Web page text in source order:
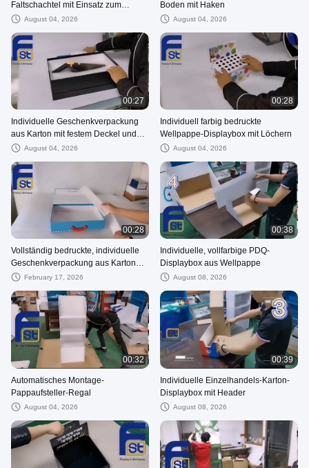
Faltschachtel mit Einsatz zum
Verpacken
August 04, 2026
Boden mit Haken
August 04, 2026
00:27
Individuelle Geschenkverpackung
aus Karton mit festem Deckel und
BodenAugust 04, 2026
00:28
Individuell farbig bedruckte
Wellpappe-Displaybox mit Löchern
August 04, 2026
00:28
Vollständig bedruckte, individuelle
Geschenkverpackung aus Karton
mit GriffFebruary 17, 2026
00:38
Individuelle, vollfarbige PDQ-
Displaybox aus Wellpappe
August 08, 2026
00:32
Automatisches Montage-
Pappaufsteller-Regal
August 04, 2026
00:39
Individuelle Einzelhandels-Karton-
Displaybox mit Header
August 08, 2026